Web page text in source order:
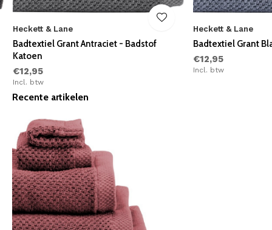
Heckett & Lane
Badtextiel Grant Antraciet - Badstof
Katoen
€12,95
Incl. btw
Heckett & Lane
Badtextiel Grant
€12,95
Incl. btw
Recente artikelen